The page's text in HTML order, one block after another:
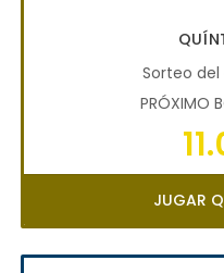
Sorteo
PRÓXIMO
JUGAR